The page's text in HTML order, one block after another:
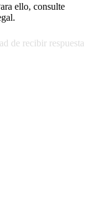
ello, consulte
de recibir respuesta